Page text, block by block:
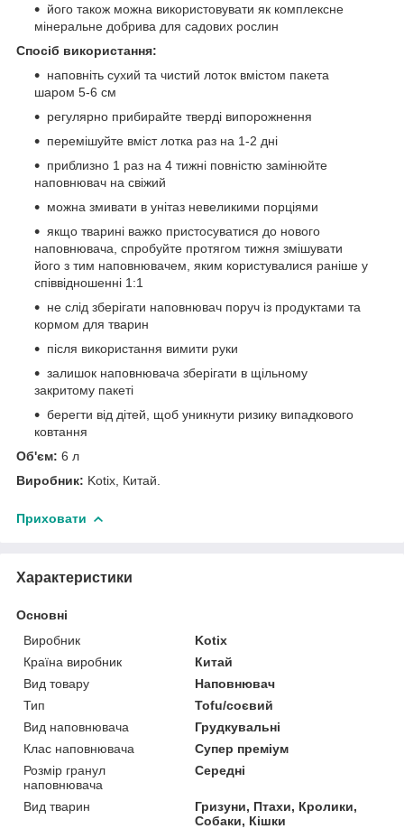
його також можна використовувати як комплексне
мінеральне добрива для садових рослин
Спосіб використання:
наповніть сухий та чистий лоток вмістом пакета
шаром 5-6 см
регулярно прибирайте тверді випорожнення
перемішуйте вміст лотка раз на 1-2 дні
приблизно 1 раз на 4 тижні повністю замінюйте
наповнювач на свіжий
можна змивати в унітаз невеликими порціями
якщо тварині важко пристосуватися до нового
наповнювача, спробуйте протягом тижня змішувати
його з тим наповнювачем, яким користувалися раніше у
співвідношенні 1:1
не слід зберігати наповнювач поруч із продуктами та
кормом для тварин
після використання вимити руки
залишок наповнювача зберігати в щільному
закритому пакеті
берегти від дітей, щоб уникнути ризику випадкового
ковтання
Об'єм: 6 л
Виробник: Kotix, Китай.
Приховати
Характеристики
Основні
Виробник
Kotix
Країна виробник
Китай
Вид товару
Наповнювач
Тип
Tofu/соєвий
Вид наповнювача
Грудкувальні
Клас наповнювача
Супер преміум
Розмір гранул
наповнювача
Середні
Вид тварин
Гризуни, Птахи, Кролики,
Собаки, Кішки